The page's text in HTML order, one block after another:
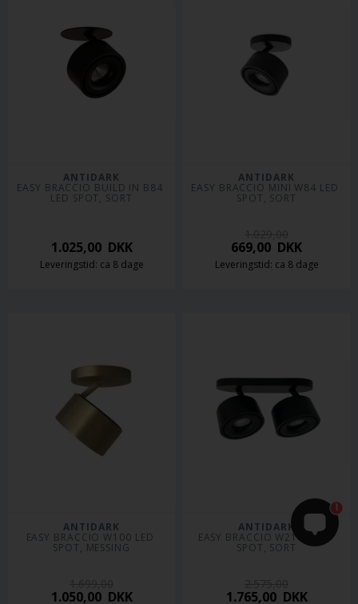
ANTIDARK
EASY BRACCIO BUILD IN B84
LED SPOT, SORT
1.025,00DKK
Leveringstid: ca 8 dage
ANTIDARK
EASY BRACCIO MINI W84 LED
SPOT, SORT
669,00 DKK
Leveringstid: ca 8 dage
ANTIDARK
EASY BRACCIO W100 LED
SPOT, MESSING
1.050,00DKK
ANTIDARK
EASY BRACCIO W2100 LED
SPOT, SORT
1.765,00DKK
1